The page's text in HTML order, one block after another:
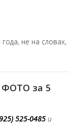
года, не на словах,
ФОТО за 5
525-0485 и